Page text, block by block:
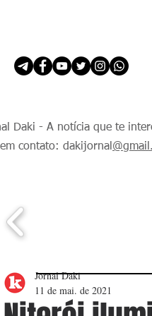
Daki - A notícia que te
contato: dakijornal
Jornal Daki
11 de mai. de 2021